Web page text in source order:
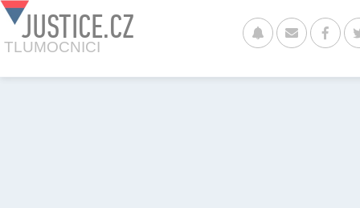
JUSTICE.CZ
TLUMOCNICI